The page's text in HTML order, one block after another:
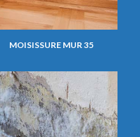
MOISISSURE MUR 35